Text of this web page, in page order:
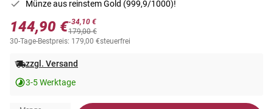
Münze aus reinstem Gold (999,9/1000)!
144,90 €-34,10 €
179,00 €
30-Tage-Bestpreis: 179,00 €steuerfrei
zzgl. Versand
3-5 Werktage